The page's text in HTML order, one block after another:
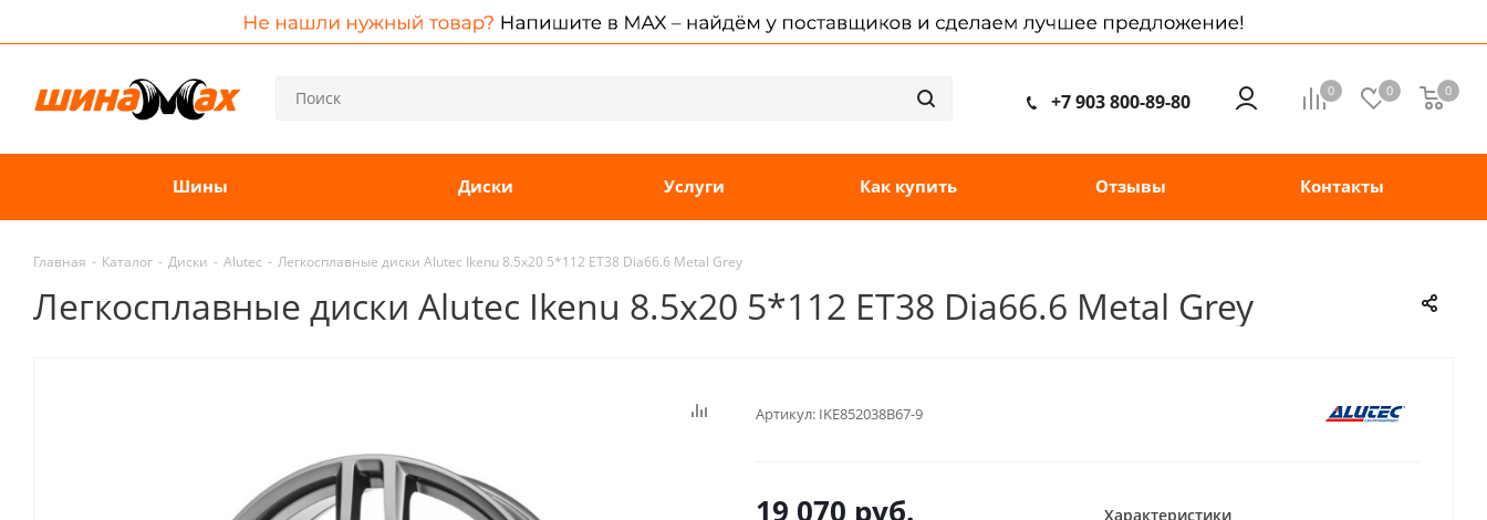
0 0 0
+7 903 800-89-80
Шины Диски Услуги Как купить Отзывы Контакты
Главная - Каталог - Диски - Alutec - Легкосплавные диски Alutec Ikenu 8.5x20 5*112 ET38 Dia66.6 Metal Grey
Легкосплавные диски Alutec Ikenu 8.5x20 5*112 ET38 Dia66.6 Metal Grey
Артикул: IKE852038B67-9
19 070 руб. Характеристики